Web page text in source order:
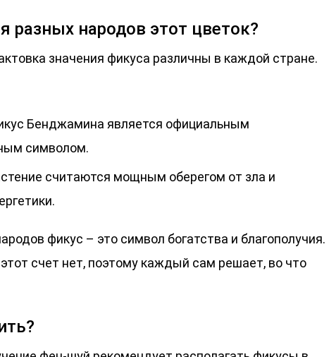
разных народов этот цветок?
значения фикуса различны в каждой стране.
Бенджамина является официальным
символом.
считаются мощным оберегом от зла и
фикус – это символ богатства и благополучия.
счет нет, поэтому каждый сам решает, во что